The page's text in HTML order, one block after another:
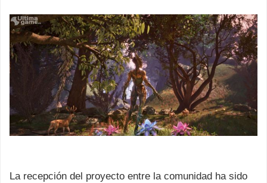
La recepción del proyecto entre la comunidad ha sido